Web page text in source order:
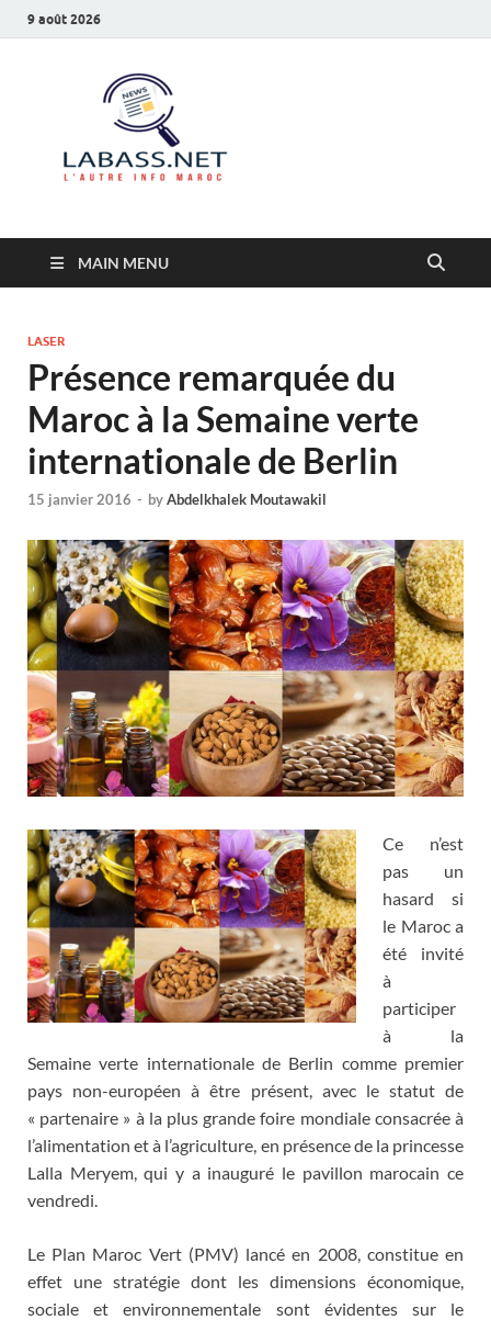
9 août 2026
MAIN MENU
LASER
Présence remarquée du
Maroc à la Semaine verte
internationale de Berlin
15 janvier 2016 - byAbdelkhalek Moutawakil
Ce n’est
pas un
hasard si
le Maroc a
été invité
à
participer
à la
Semaine verte internationale de Berlin comme premier
pays non-européen à être présent, avec le statut de
« partenaire » à la plus grande foire mondiale consacrée à
l’alimentation et à l’agriculture, en présence de la princesse
Lalla Meryem, qui y a inauguré le pavillon marocain ce
vendredi.
Le Plan Maroc Vert (PMV) lancé en 2008, constitue en
effet une stratégie dont les dimensions économique,
sociale et environnementale sont évidentes sur le